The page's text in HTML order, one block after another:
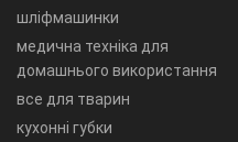
шліфмашинки
медична техніка для
домашнього використання
все для тварин
кухонні губки